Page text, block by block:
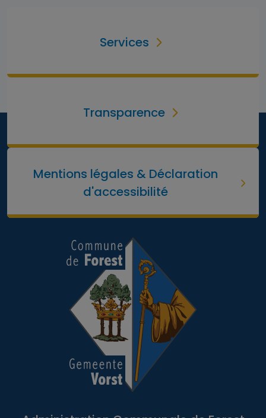
Services
Transparence
Mentions légales & Déclaration
d'accessibilité